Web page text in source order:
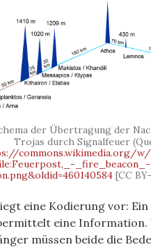
der Übertragung der
Trojas durch Signalfeuer
commons.wikimedia.org/w/
[CC
eine Kodierung vor:
eine Information.
müssen beide die